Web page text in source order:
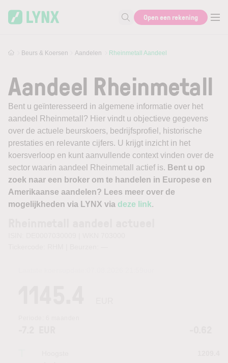
Zoek naar informatie
Open een rekening
Beurs & Koersen Aandelen Rheinmetall Aandeel
Aandeel Rheinmetall
Bent u geïnteresseerd in algemene informatie over het
aandeel Rheinmetall? Hier vindt u objectieve gegevens
over de actuele beurskoers, bedrijfsprofiel, historische
prestaties en relevante cijfers. U krijgt inzicht in het
koersverloop en kunt aanvullende context vinden over de
sector waarin aandeel Rheinmetall actief is. Bent u op
zoek naar een broker om te handelen in Europese en
Amerikaanse aandelen? Lees meer over de
mogelijkheden via LYNX via deze link.